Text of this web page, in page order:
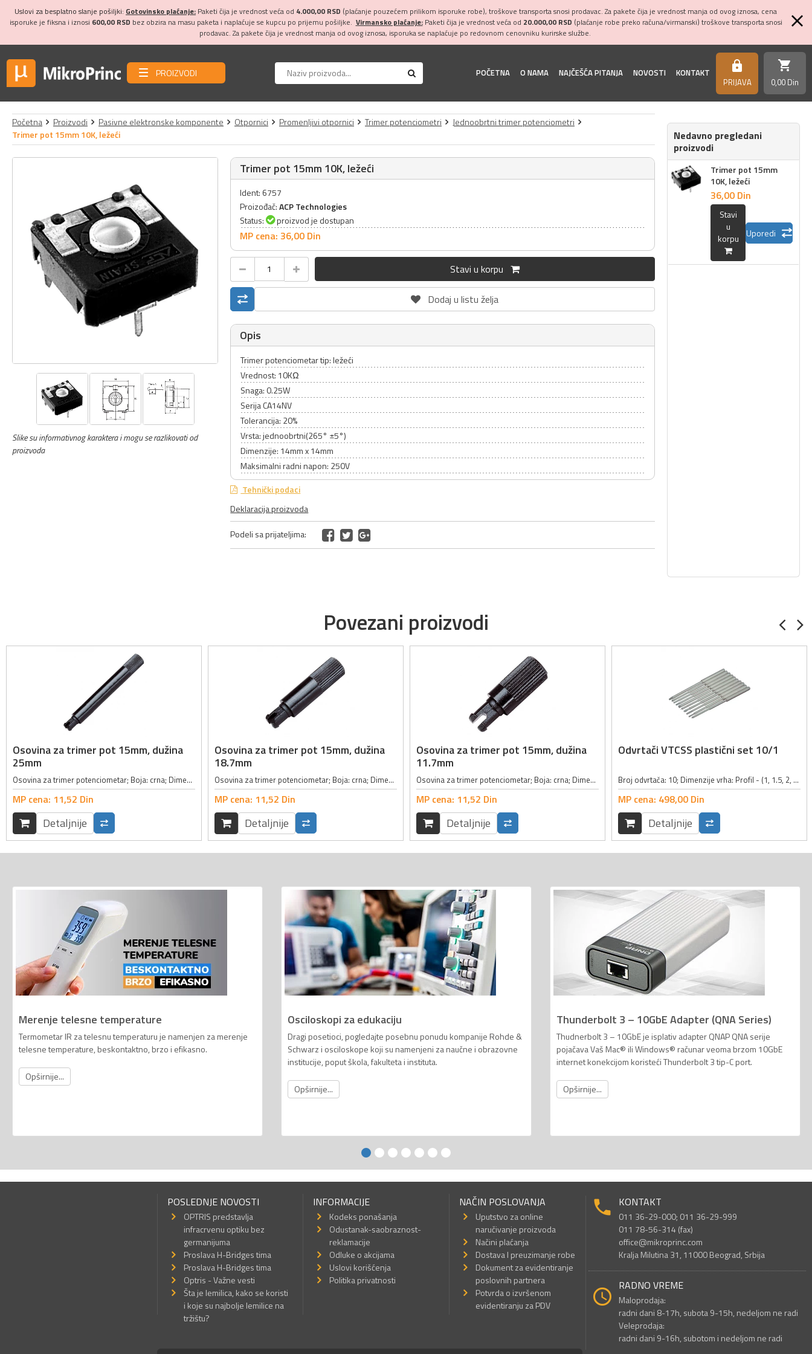
Uslovi za besplatno slanje pošiljki: Gotovinsko plaćanje: Paketi čija je vrednost veća od 4.000,00 RSD (plaćanje pouzećem prilikom isporuke robe), troškove transporta snosi prodavac. Za pakete čija je vrednost manja od ovog iznosa, cena
isporuke je fiksna i iznosi 600,00 RSD bez obzira na masu paketa i naplaćuje se kupcu po prijemu pošiljke. Virmansko plaćanje:Paketi čija je vrednost veća od 20.000,00 RSD (plaćanje robe preko računa/virmanski) troškove transporta snosi
prodavac. Za pakete čija je vrednost manja od ovog iznosa, isporuka se naplaćuje po redovnom cenovniku kurirske službe.
PROIZVODI POČETNA O NAMA NAJČEŠĆA PITANJA NOVOSTI KONTAKT https
PRIJAVA
shopping_cart
0,00 Din
Početna Proizvodi Pasivne elektronske komponente Otpornici Promenljivi otpornici Trimer potenciometri
Jednoobrtni trimer potenciometri
Trimer pot 15mm 10K, ležeći
Slike su informativnog karaktera i mogu se razlikovati od
proizvoda
Trimer pot 15mm 10K, ležeći
Ident: 6757
Proizođač:ACP Technologies
Status:
proizvod je dostupan
MP cena: 36,00 Din
Stavi u korpu
Dodaj u listu želja
Opis
Trimer potenciometar tip: ležeći
Vrednost: 10KΩ
Snaga: 0.25W
Serija CA14NV
Tolerancija: 20%
Vrsta: jednoobrtni(265° ±5°)
Dimenzije: 14mm x 14mm
Maksimalni radni napon: 250V
Tehnički podaci
Deklaracija proizvoda
Podeli sa prijateljima:
Nedavno pregledani
proizvodi
Trimer pot 15mm
10K, ležeći
36,00 Din
Stavi
u
korpu
Uporedi
Povezani proizvodi
Osovina za trimer pot 15mm, dužina
25mm
Osovina za trimer potenciometar; Boja: crna; Dimenzije: (L)31.5 x (L1)8.0 x (L2)25.0mm;
MP cena: 11,52 Din
Detaljnije
Osovina za trimer pot 15mm, dužina
18.7mm
Osovina za trimer potenciometar; Boja: crna; Dimenzije: (L)25.2 x (L1)8.0 x (L2)18.7mm;
MP cena: 11,52 Din
Detaljnije
Osovina za trimer pot 15mm, dužina
11.7mm
Osovina za trimer potenciometar; Boja: crna; Dimenzije: (L)18.2 x (L1)8.0 x (L2)11.7mm;
MP cena: 11,52 Din
Detaljnije
Odvrtači VTCSS plastični set 10/1
Broj odvrtača: 10; Dimenzije vrha: Profil - (1, 1.5, 2, 4mm), Profil + (2.5, 3mm), Šestougaoni (2, 2.5mm), Pravougaoni (1.5x1.5, 2x2mm); Dužina: 115mm; Materijal: plastika;
MP cena: 498,00 Din
Detaljnije
Merenje telesne temperature
Termometar IR za telesnu temperaturu je namenjen za merenje
telesne temperature, beskontaktno, brzo i efikasno.
Opširnije...
Osciloskopi za edukaciju
Dragi posetioci, pogledajte posebnu ponudu kompanije Rohde &
Schwarz i osciloskope koji su namenjeni za naučne i obrazovne
institucije, poput škola, fakulteta i instituta.
Opširnije...
Thunderbolt 3 – 10GbE Adapter (QNA Series)
Thudnerbolt 3 – 10GbE je isplativ adapter QNAP QNA serije
pojačava Vaš Mac® ili Windows® računar veoma brzom 10GbE
internet konekcijom koristeći Thunderbolt 3 tip-C port.
Opširnije...
POSLEDNJE NOVOSTI
OPTRIS predstavlja
infracrvenu optiku bez
germanijuma
Proslava H-Bridges tima
Proslava H-Bridges tima
Optris - Važne vesti
Šta je lemilica, kako se koristi
i koje su najbolje lemilice na
tržištu?
INFORMACIJE
Kodeks ponašanja
Odustanak-saobraznost-
reklamacije
Odluke o akcijama
Uslovi korišćenja
Politika privatnosti
NAČIN POSLOVANJA
Uputstvo za online
naručivanje proizvoda
Načini plaćanja
Dostava I preuzimanje robe
Dokument za evidentiranje
poslovnih partnera
Potvrda o izvršenom
evidentiranju za PDV
KONTAKT
011 36-29-000; 011 36-29-999
011 78-56-314 (fax)
office@mikroprinc.com
Kralja Milutina 31, 11000 Beograd, Srbija
RADNO VREME
Maloprodaja:
radni dani 8-17h, subota 9-15h, nedeljom ne radi
Veleprodaja:
radni dani 9-16h, subotom i nedeljom ne radi